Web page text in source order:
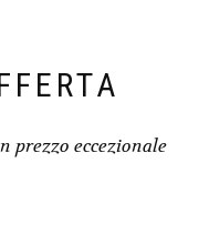
prezzo eccezionale